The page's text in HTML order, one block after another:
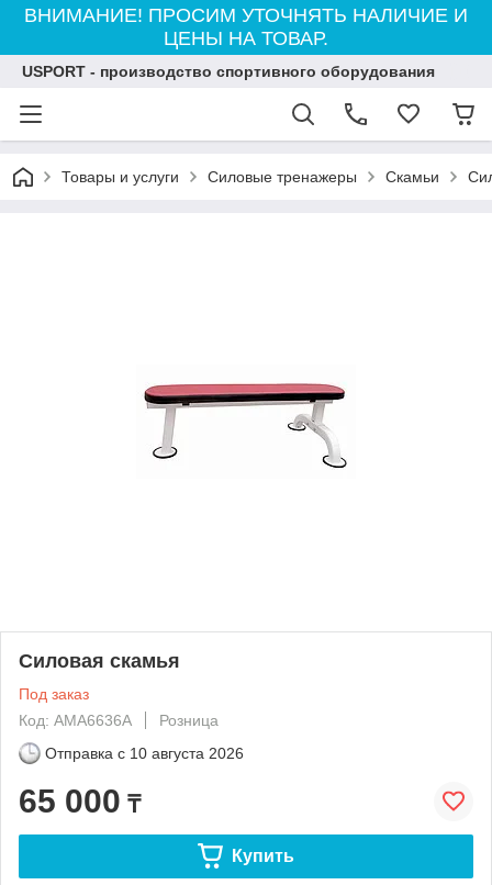
ВНИМАНИЕ! ПРОСИМ УТОЧНЯТЬ НАЛИЧИЕ И
ЦЕНЫ НА ТОВАР.
USPORT - производство спортивного оборудования
Товары и услуги Силовые тренажеры Скамьи
Силовая скамья
Под заказ
Код: AMA6636A
Розница
Отправка с 10 августа 2026
65 000 ₸
Купить